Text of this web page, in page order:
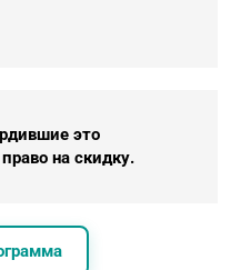
это
на скидку.